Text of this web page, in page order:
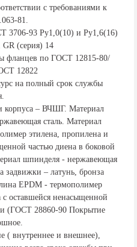
с требованиями к
81.
3706-93 Ру1,0(10) и Ру1,6(16)
(серия) 14
фланцев по ГОСТ 12815-80/
12822
на полный срок службы
корпуса – ВЧШГ. Материал
сталь. Материал
этилена, пропилена и
частью диена в боковой
шпинделя - нержавеющая
задвижки – латунь, бронза
ЕРDМ - термополимер
оставшейся ненасыщенной
(ГОСТ 28860-90 Покрытие
( внутреннее и внешнее),